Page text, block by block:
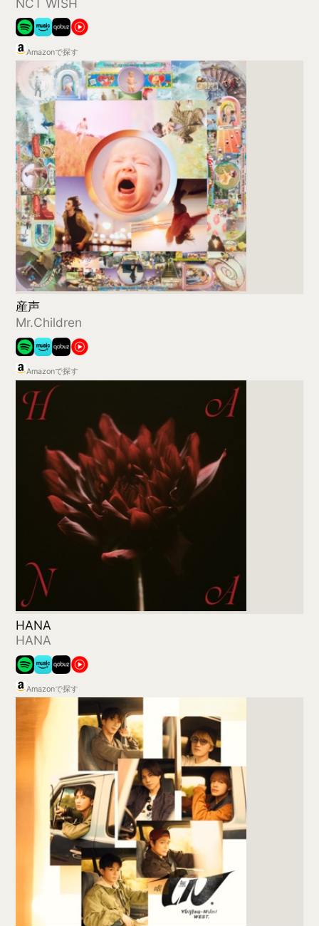
HANA
HANA
Amazonで探す
唯一無二
Banquet
MAZZEL
Amazonで探す